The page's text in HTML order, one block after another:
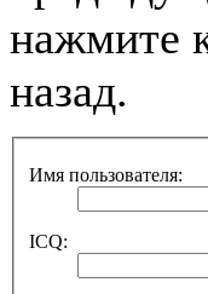
нажмите
назад.
Имя пользователя:
ICQ: